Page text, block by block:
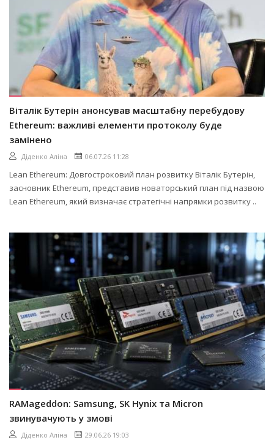
Віталік Бутерін анонсував масштабну перебудову
Ethereum: важливі елементи протоколу буде
замінено
Діденко Аліна 06.07.26 11:28
Lean Ethereum: Довгостроковий план розвитку Віталік Бутерін,
засновник Ethereum, представив новаторський план під назвою
Lean Ethereum, який визначає стратегічні напрямки розвитку ..
RAMageddon: Samsung, SK Hynix та Micron
звинувачують у змові
Діденко Аліна 29.06.26 19:03